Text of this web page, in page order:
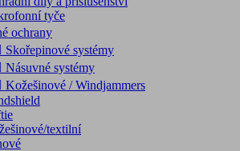
tyče
ochrany
Skořepinové systémy
Násuvné systémy
Kožešinové / Windjammers
textilní